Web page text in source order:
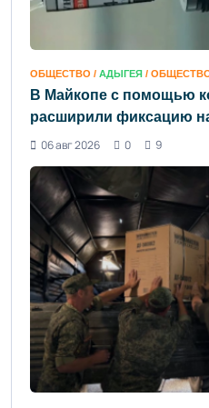
ОБЩЕСТВО / АДЫГЕЯ /
В Майкопе с помощью
расширили фиксацию
06 авг 2026
0 9